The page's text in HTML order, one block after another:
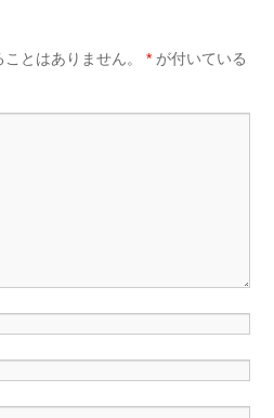
とはありません。 * が付いている